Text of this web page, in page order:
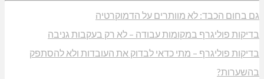
גם בחום הכבד: לא מוותרים על הדמוקרטיה
בדיקות פוליגרף במקומות עבודה – לא רק בעקבות גניבה
בדיקות פוליגרף – מתי כדאי לבדוק את העובדות ולא להסתפק
בהשערות?